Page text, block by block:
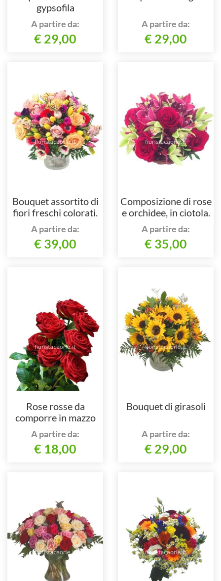
gypsofila
A partire da:
€ 29,00
A partire da:
€ 29,00
Bouquet assortito di
fiori freschi colorati.
A partire da:
€ 39,00
Composizione di rose
e orchidee, in ciotola.
A partire da:
€ 35,00
Rose rosse da
comporre in mazzo
per numero di steli.
A partire da:
€ 18,00
Bouquet di girasoli
A partire da:
€ 29,00